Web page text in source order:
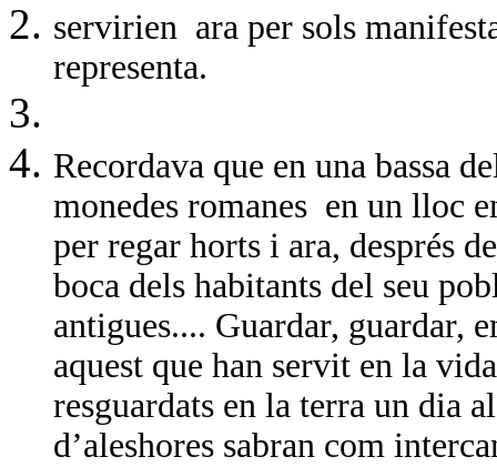
servirien ara per sols
representa.
Recordava que en una bassa
monedes romanes en un lloc
per regar horts i ara, després
boca dels habitants del seu
antigues.... Guardar, guardar,
aquest que han servit en la
resguardats en la terra un dia
d’aleshores sabran com